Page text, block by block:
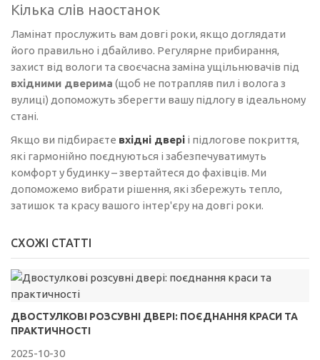
Кілька слів наостанок
Ламінат прослужить вам довгі роки, якщо доглядати
його правильно і дбайливо. Регулярне прибирання,
захист від вологи та своєчасна заміна ущільнювачів під
вхідними дверима (щоб не потрапляв пил і волога з
вулиці) допоможуть зберегти вашу підлогу в ідеальному
стані.
Якщо ви підбираєте вхідні двері і підлогове покриття,
які гармонійно поєднуються і забезпечуватимуть
комфорт у будинку – звертайтеся до фахівців. Ми
допоможемо вибрати рішення, які збережуть тепло,
затишок та красу вашого інтер'єру на довгі роки.
СХОЖІ СТАТТІ
ДВОСТУЛКОВІ РОЗСУВНІ ДВЕРІ: ПОЄДНАННЯ КРАСИ ТА
ПРАКТИЧНОСТІ
2025-10-30